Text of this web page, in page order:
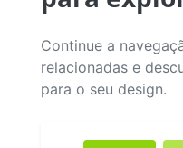
Continue a
relacionadas e
para o seu design.